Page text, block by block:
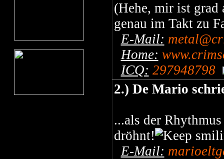
(Hehe, mir ist
genau im Takt zu
E-Mail:
Home:
ICQ: 297948798
2.) De Mario
...als der
dröhnt!
E-Mail: